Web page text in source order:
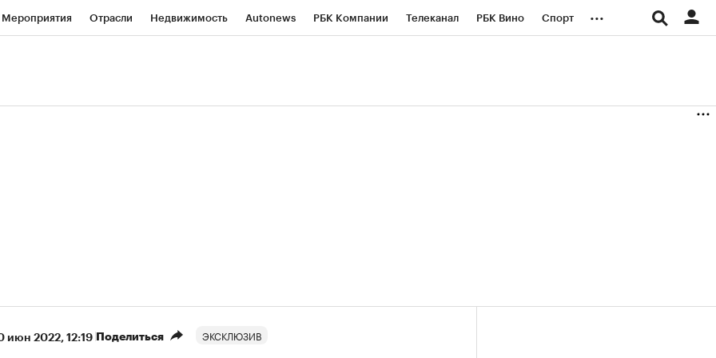
Мероприятия Отрасли Недвижимость Autonews РБК Компании Телеканал РБК Вино Спорт ...
июн 2022, 12:19 Поделиться ЭКСКЛЮЗИВ